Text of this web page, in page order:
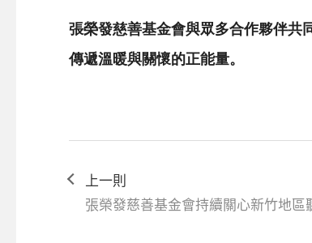
張榮發慈善基金會與眾多合作夥伴共
傳遞溫暖與關懷的正能量。
上一則
張榮發慈善基金會持續關心新竹地